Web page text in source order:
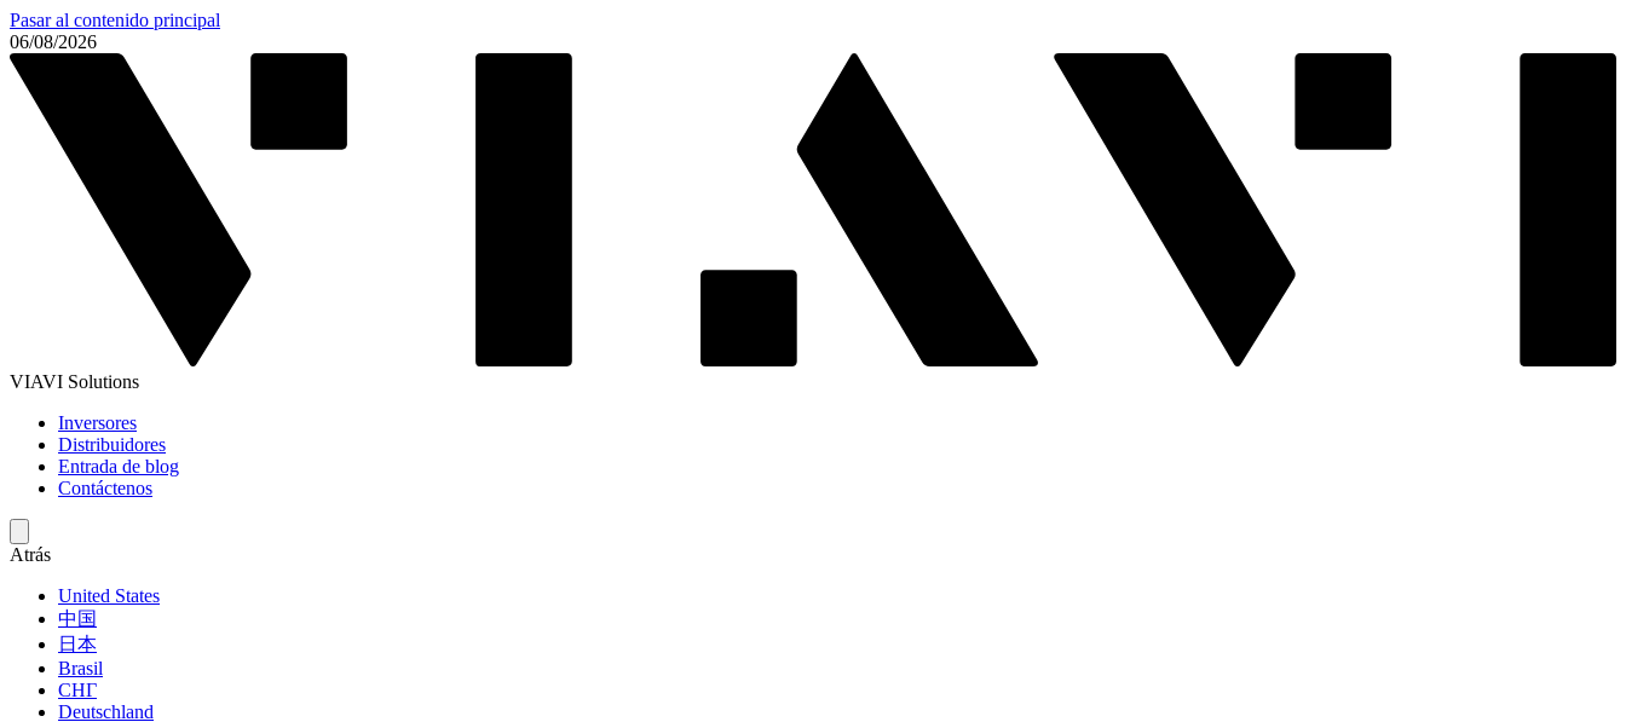
Pasar al contenido principal
06/08/2026
VIAVI Solutions
Inversores
Distribuidores
Entrada de blog
Contáctenos
Atrás
United States
中国
日本
Brasil
СНГ
Deutschland